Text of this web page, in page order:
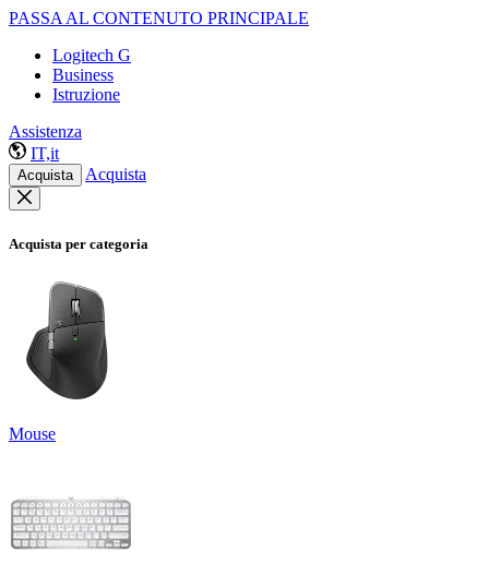
PASSA AL CONTENUTO PRINCIPALE
Logitech G
Business
Istruzione
Assistenza
IT,it
Acquista Acquista
Acquista per categoria
Mouse